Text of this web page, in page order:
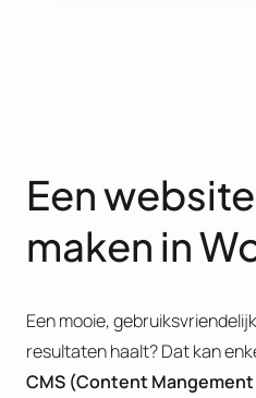
Een
maken in
Een mooie,
resultaten haalt? Dat kan
CMS (Content